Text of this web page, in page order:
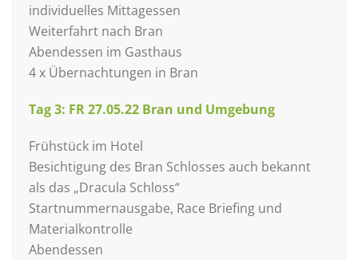
individuelles Mittagessen
Weiterfahrt nach Bran
Abendessen im Gasthaus
4 x Übernachtungen in Bran
Tag 3: FR 27.05.22 Bran und Umgebung
Frühstück im Hotel
Besichtigung des Bran Schlosses auch bekannt
als das „Dracula Schloss“
Startnummernausgabe, Race Briefing und
Materialkontrolle
Abendessen